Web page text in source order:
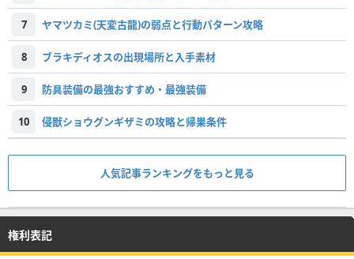
7 ヤマツカミ(天変古龍)の弱点と行動パターン攻略
8 ブラキディオスの出現場所と入手素材
9 防具装備の最強おすすめ・最強装備
10 侵獣ショウグンギザミの攻略と帰巣条件
人気記事ランキングをもっと見る
権利表記